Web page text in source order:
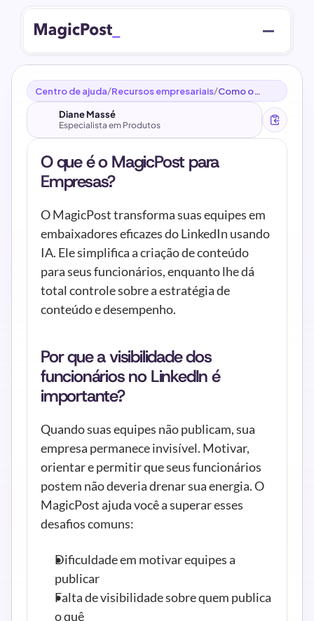
Centro de ajuda/Recursos empresariais/Como o
MagicPost
pode ajudar
as empresas
a simplificar a
criação de
LinkedIn?
Diane Massé
Especialista em Produtos
O que é o MagicPost para
Empresas?
O MagicPost transforma suas equipes em
embaixadores eficazes do LinkedIn usando
IA. Ele simplifica a criação de conteúdo
para seus funcionários, enquanto lhe dá
total controle sobre a estratégia de
conteúdo e desempenho.
Por que a visibilidade dos
funcionários no LinkedIn é
importante?
Quando suas equipes não publicam, sua
empresa permanece invisível. Motivar,
orientar e permitir que seus funcionários
postem não deveria drenar sua energia. O
MagicPost ajuda você a superar esses
desafios comuns:
Dificuldade em motivar equipes a
publicar
Falta de visibilidade sobre quem publica
o quê